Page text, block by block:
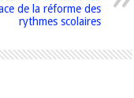
de la réforme des
rythmes scolaires